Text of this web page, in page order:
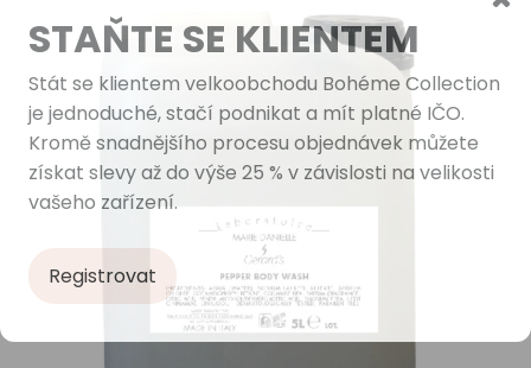
STAŇTE SE KLIENTEM
Stát se klientem velkoobchodu Bohéme Collection
je jednoduché, stačí podnikat a mít platné IČO.
Kromě snadnějšího procesu objednávek můžete
získat slevy až do výše 25 % v závislosti na velikosti
vašeho zařízení.
Registrovat